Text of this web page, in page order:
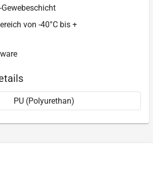
Gewebeschicht
von -40°C bis +
PU (Polyurethan)